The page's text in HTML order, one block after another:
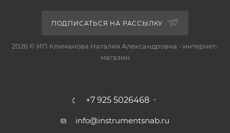
ПОДПИСАТЬСЯ НА РАССЫЛКУ
2026 © ИП Климанова Наталия Александровна - интернет-
магазин
+7 925 5026468
info@instrumentsnab.ru